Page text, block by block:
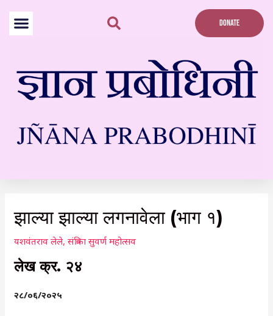
content
DONATE
झाल्या झाल्या लगनावेला (भाग १)
यशवंतराव लेले,संत्रिका सुवर्ण महोत्सव
लेख क्र. २४
२८/०६/२०२५